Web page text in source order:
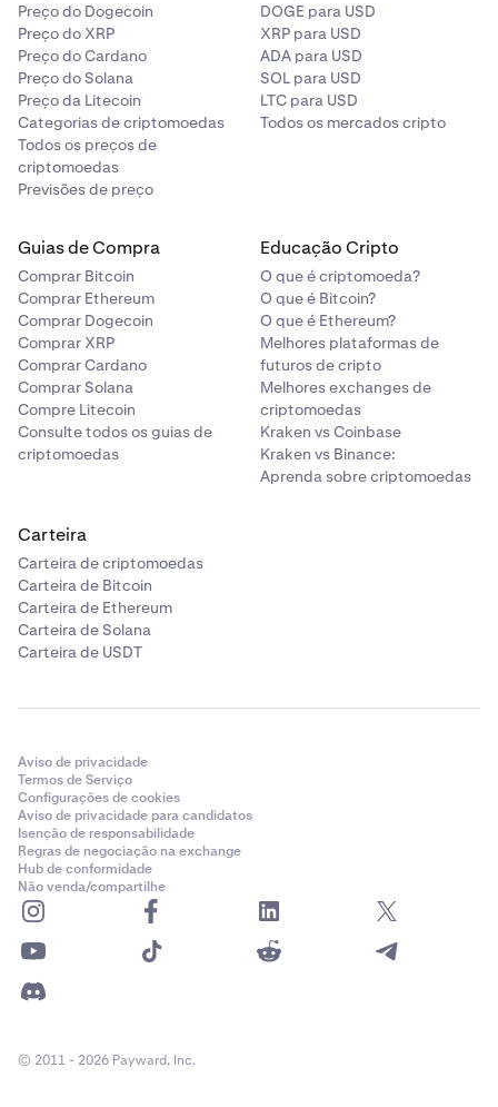
Preço do Dogecoin
Preço do XRP
Preço do Cardano
Preço do Solana
Preço da Litecoin
Categorias de criptomoedas
Todos os preços de
criptomoedas
Previsões de preço
DOGE para USD
XRP para USD
ADA para USD
SOL para USD
LTC para USD
Todos os mercados cripto
Guias de Compra
Comprar Bitcoin
Comprar Ethereum
Comprar Dogecoin
Comprar XRP
Comprar Cardano
Comprar Solana
Compre Litecoin
Consulte todos os guias de
criptomoedas
Educação Cripto
O que é criptomoeda?
O que é Bitcoin?
O que é Ethereum?
Melhores plataformas de
futuros de cripto
Melhores exchanges de
criptomoedas
Kraken vs Coinbase
Kraken vs Binance:
Aprenda sobre criptomoedas
Carteira
Carteira de criptomoedas
Carteira de Bitcoin
Carteira de Ethereum
Carteira de Solana
Carteira de USDT
Aviso de privacidade
Termos de Serviço
Configurações de cookies
Aviso de privacidade para candidatos
Isenção de responsabilidade
Regras de negociação na exchange
Hub de conformidade
Não venda/compartilhe
© 2011 - 2026 Payward, Inc.